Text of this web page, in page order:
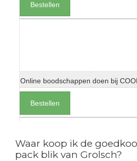
Bestellen
Online boodschappen doen bij
Bestellen
Waar koop ik de
pack blik van Grolsch?